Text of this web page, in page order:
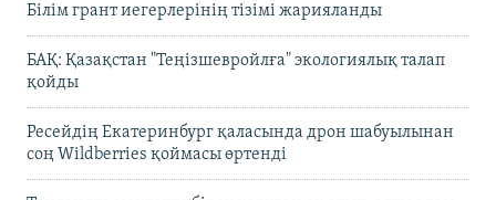
Білім грант иегерлерінің тізімі жарияланды
БАҚ: Қазақстан "Теңізшевройлға" экологиялық талап
қойды
Ресейдің Екатеринбург қаласында дрон шабуылынан
соң Wildberries қоймасы өртенді